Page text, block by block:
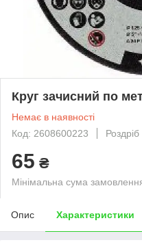
Круг зачисний по
Немає в наявності
Код: 2608600223
Роздріб
65 ₴
Мінімальна сума
Опис Характеристики